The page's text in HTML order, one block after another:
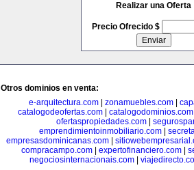
Realizar una Oferta
Precio Ofrecido $
Otros dominios en venta:
e-arquitectura.com| zonamuebles.com|
catalogodeofertas.com| catalogodominios.com
ofertaspropiedades.com|
emprendimientoinmobiliario.com|
empresasdominicanas.com|
compracampo.com| expertofinanciero.com|
negociosinternacionais.com